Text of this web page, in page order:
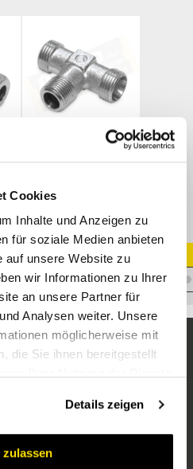
Cookies
Inhalte und Anzeigen zu
für soziale Medien anbieten
auf unsere Website zu
wir Informationen zu Ihrer
an unsere Partner für
Analysen weiter. Unsere
möglicherweise mit
die Sie ihnen bereitgestellt
Details zeigen
zulassen